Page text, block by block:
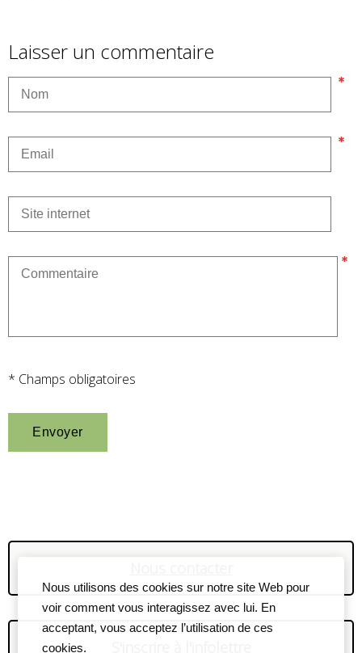
Laisser un commentaire
* Champs obligatoires
Nous utilisons des cookies sur notre site Web pour
voir comment vous interagissez avec lui. En
acceptant, vous acceptez l’utilisation de ces
cookies.